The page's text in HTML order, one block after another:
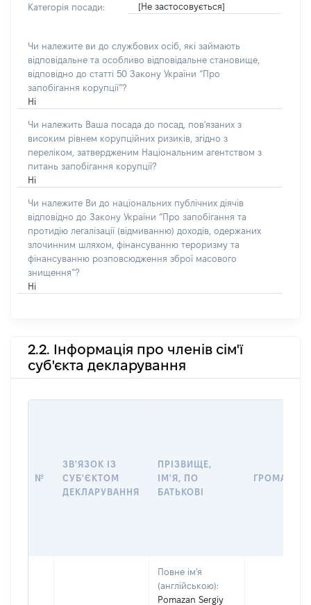
Категорія посади: [Не застосовується]
Чи належите ви до службових осіб, які займають
відповідальне та особливо відповідальне становище,
відповідно до статті 50 Закону України “Про
запобігання корупції”?
Ні
Чи належить Ваша посада до посад, пов'язаних з
високим рівнем корупційних ризиків, згідно з
переліком, затвердженим Національним агентством з
питань запобігання корупції?
Ні
Чи належите Ви до національних публічних діячів
відповідно до Закону України “Про запобігання та
протидію легалізації (відмиванню) доходів, одержаних
злочинним шляхом, фінансуванню тероризму та
фінансуванню розповсюдження зброї масового
знищення”?
Ні
2.2. Інформація про членів сім'ї
суб'єкта декларування
№
ЗВ'ЯЗОК ІЗ
СУБ'ЄКТОМ
ДЕКЛАРУВАННЯ
ПРІЗВИЩЕ,
ІМ'Я, ПО
БАТЬКОВІ
Повне ім'я
(англійською):
Pomazan Sergiy